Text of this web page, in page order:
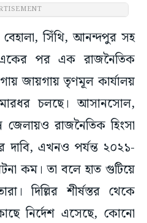
সিঁথি, আনন্দপুর সহ
একের পর এক রাজনৈতিক
জায়গায় তৃণমূল কার্যালয়
মারধর চলছে। আসানসোল,
জেলায়ও রাজনৈতিক হিংসা
দাবি, এখনও পর্যন্ত ২০২১-
কম। তা বলে হাত গুটিয়ে
দিল্লির শীর্ষস্তর থেকে
নির্দেশ এসেছে, কোনো
করা হবে না। কড়া পদক্ষেপ